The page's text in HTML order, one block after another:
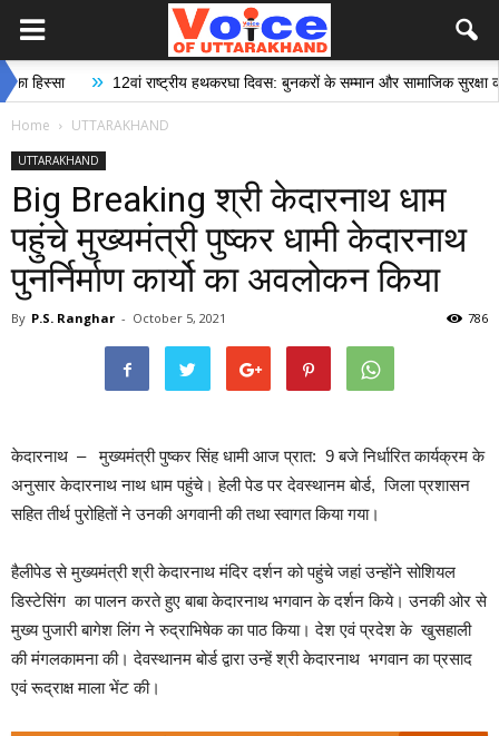
» 12वां राष्ट्रीय हथकरघा दिवस: बुनकरों के सम्मान और सामाजिक सुरक्षा की दिशा
Home UTTARAKHAND
UTTARAKHAND
Big Breaking श्री केदारनाथ धाम
पहुंचे मुख्यमंत्री पुष्कर धामी केदारनाथ
पुनर्निर्माण कार्यो का अवलोकन किया
By P.S. Ranghar - October 5, 2021 786
केदारनाथ – मुख्यमंत्री पुष्कर सिंह धामी आज प्रात: 9 बजे निर्धारित कार्यक्रम के
अनुसार केदारनाथ नाथ धाम पहुंचे। हेली पेड पर देवस्थानम बोर्ड, जिला प्रशासन‌
सहित तीर्थ पुरोहितों ने उनकी अगवानी की तथा स्वागत किया गया।
हैलीपेड से मुख्यमंत्री श्री केदारनाथ मंदिर दर्शन को पहुंचे जहां उन्होंने सोशियल
डिस्टेसिंग का पालन करते हुए बाबा केदारनाथ भगवान के दर्शन किये। उनकी ओर से
मुख्य पुजारी बागेश लिंग ने रुद्राभिषेक का पाठ किया। देश एवं प्रदेश के खुसहाली
की मंगलकामना की। देवस्थानम बोर्ड द्वारा उन्हें श्री केदारनाथ भगवान का प्रसाद
एवं रूद्राक्ष माला भेंट की।